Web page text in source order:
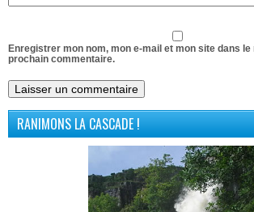
Enregistrer mon nom, mon e-mail et mon site dans
prochain commentaire.
RANIMONS LA CASCADE !